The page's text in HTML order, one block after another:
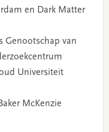
en Dark Matter
Genootschap van
Universiteit
McKenzie